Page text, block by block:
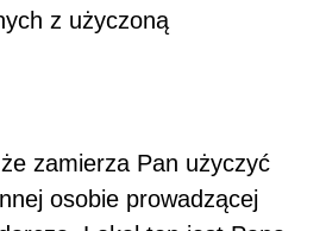
z użyczoną
zamierza Pan użyczyć
osobie prowadzącej